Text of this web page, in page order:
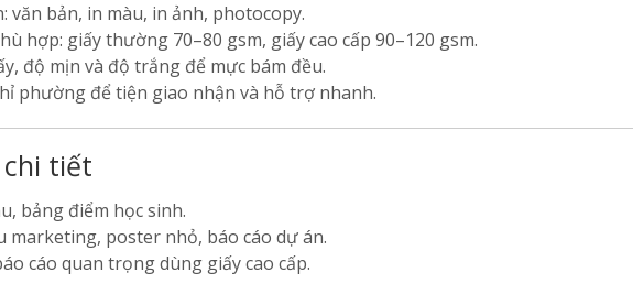
văn bản, in màu, in ảnh, photocopy.
hợp: giấy thường 70–80 gsm, giấy cao cấp 90–120 gsm.
độ mịn và độ trắng để mực bám đều.
phường để tiện giao nhận và hỗ trợ nhanh.
tiết
bảng điểm học sinh.
marketing, poster nhỏ, báo cáo dự án.
cáo quan trọng dùng giấy cao cấp.